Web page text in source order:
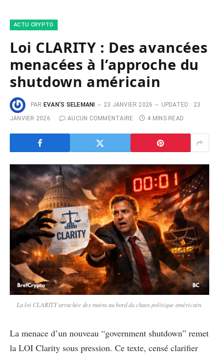
ACTU CRYPTO
Loi CLARITY : Des avancées
menacées à l’approche du
shutdown américain
PAR EVAN'S SELEMANI 23 JANVIER 2026 UPDATED:
23
JANVIER 2026
AUCUN COMMENTAIRE 4 MINS READ
La loi CLARITY arrachée des mains au bord du chaos politique américain.
La menace d’un nouveau “government shutdown” remet
la LOI Clarity sous pression. Ce texte, censé clarifier